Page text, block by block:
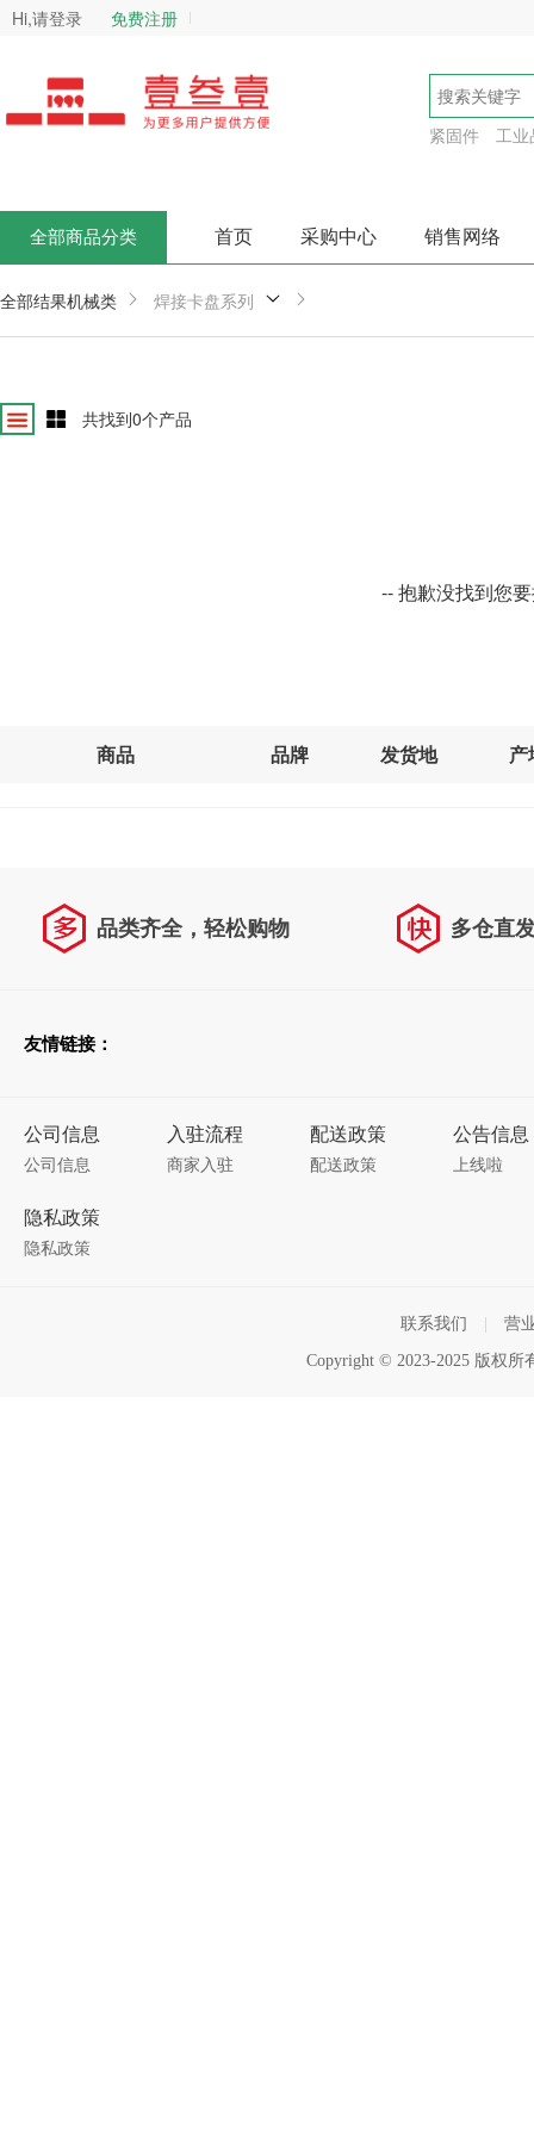
Hi,请登录 免费注册
紧固件 工业
全部商品分类 首页 采购中心 销售网络
全部结果机械类 焊接卡盘系列
共找到0个产品
-- 抱歉没找到您
商品 品牌 发货地 产
品类齐全，轻松购物 多仓直
友情链接：
公司信息
公司信息
入驻流程
商家入驻
配送政策
配送政策
公告信息
上线啦
隐私政策
隐私政策
联系我们 营
Copyright © 2023-2025 版权所